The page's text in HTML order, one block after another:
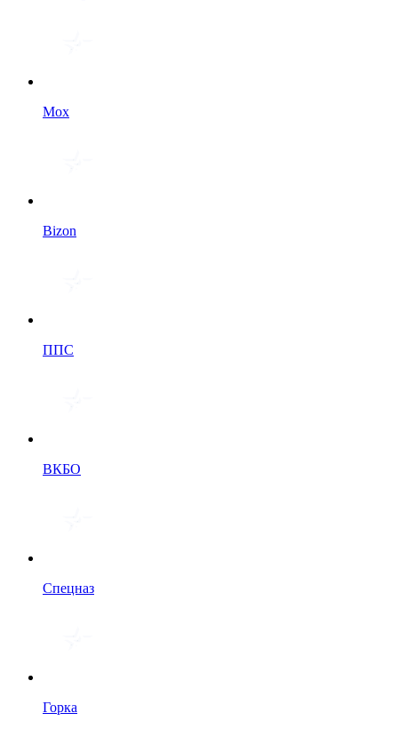
Мох
Bizon
ППС
ВКБО
Спецназ
Горка